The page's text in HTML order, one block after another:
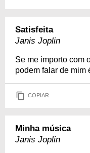
Satisfeita
Janis Joplin
Se me importo com
podem falar de mim
COPIAR
Minha música
Janis Joplin